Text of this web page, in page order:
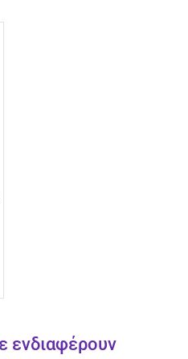
ενδιαφέρουν